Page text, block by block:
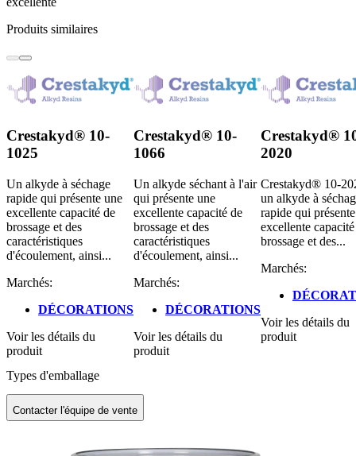
Produits similaires
Crestakyd® 10-
1025
Un alkyde à séchage
rapide qui présente une
excellente capacité de
brossage et des
caractéristiques
d'écoulement, ainsi...
Marchés:
DÉCORATIONS
Voir les détails du
produit
Crestakyd® 10-
1066
Un alkyde séchant à l'air
qui présente une
excellente capacité de
brossage et des
caractéristiques
d'écoulement, ainsi...
Marchés:
DÉCORATIONS
Voir les détails du
produit
Crestakyd®
2020
Crestakyd® 10-
un alkyde à
rapide qui
excellente
brossage et des...
Marchés:
Voir les détails du
produit
Types d'emballage
Contacter l'équipe de vente